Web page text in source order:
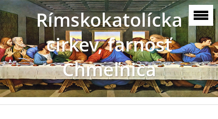
Rímskokatolícka
cirkev, farnosť
Chmeľnica